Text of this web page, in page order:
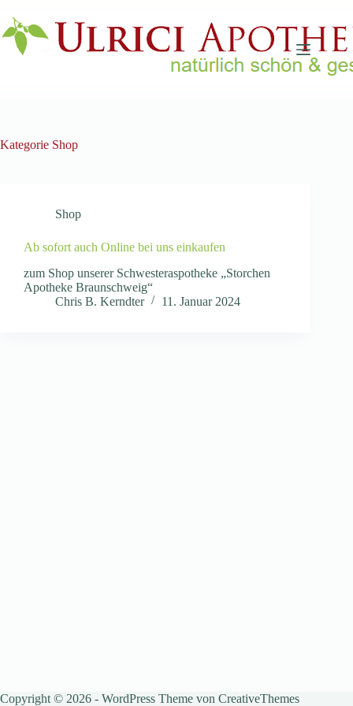
Inhalt
springen
Kategorie Shop
Shop
Ab sofort auch Online bei uns einkaufen
zum Shop unserer Schwesteraspotheke „Storchen
Apotheke Braunschweig“
Chris B. Kerndter
11. Januar 2024
Copyright © 2026 - WordPress Theme von CreativeThemes